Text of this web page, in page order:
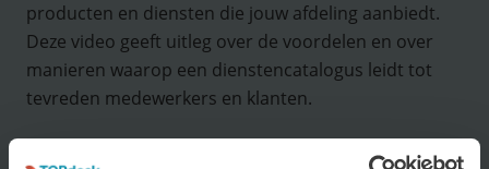
producten en diensten die jouw afdeling aanbiedt.
Deze video geeft uitleg over de voordelen en over
manieren waarop een dienstencatalogus leidt tot
tevreden medewerkers en klanten.